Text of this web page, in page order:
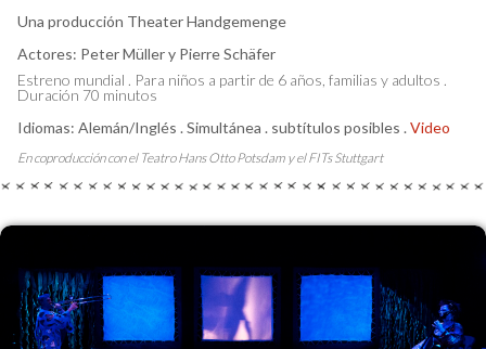
Una producción Theater Handgemenge
Actores: Peter Müller y Pierre Schäfer
Estreno mundial . Para niños a partir de 6 años, familias y adultos .
Duración 70 minutos
Idiomas: Alemán/Inglés . Simultánea . subtítulos posibles .Video
En coproducción con el Teatro Hans Otto Potsdam y el FITs Stuttgart